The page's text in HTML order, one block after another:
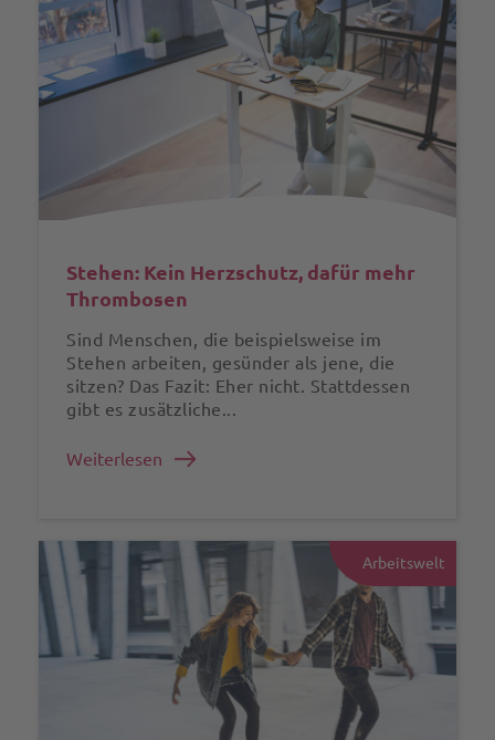
Stehen: Kein Herzschutz, dafür mehr
Thrombosen
Sind Menschen, die beispielsweise im
Stehen arbeiten, gesünder als jene, die
sitzen? Das Fazit: Eher nicht. Stattdessen
gibt es zusätzliche...
Weiterlesen
Arbeitswelt